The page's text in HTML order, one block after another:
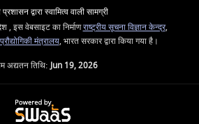
द्वारा स्वामित्व वाली सामग्री
, इस वेबसाइट का निर्माणराष्ट्रीय सूचना विज्ञान केन्द्र,
मंत्रालय, भारत सरकार द्वारा किया गया है।
अद्यतन तिथि:Jun 19, 2026